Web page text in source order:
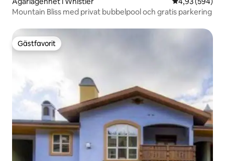
Mountain Bliss med privat bubbelpool och gratis parkering
Gästfavorit
Gästfavorit